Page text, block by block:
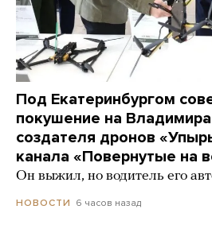
Под Екатеринбургом
покушение на
создателя дронов
канала «Повернутые на
Он выжил, но водитель его
НОВОСТИ 6 часов назад